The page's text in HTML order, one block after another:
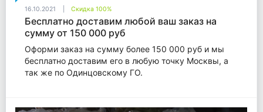
16.10.2021 Скидка 100%
Бесплатно доставим любой ваш заказ на
сумму от 150 000 руб
Оформи заказ на сумму более 150 000 руб и мы
бесплатно доставим его в любую точку Москвы, а
так же по Одинцовскому ГО.